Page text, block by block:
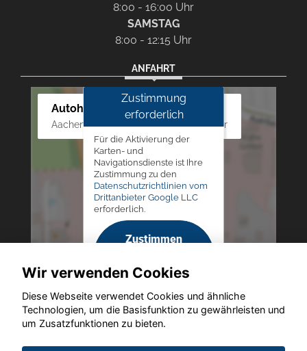
8:00 - 16:00 Uhr
SAMSTAG
8:00 - 12:15 Uhr
ANFAHRT
Autohaus Westphal
Aachener Str. 84 - 88, 52249 Eschweiler
Zustimmung
erforderlich
Für die Aktivierung der
Karten- und
Navigationsdienste ist Ihre
Zustimmung zu den
Datenschutzrichtlinien vom
Drittanbieter Google LLC
erforderlich.
Zustimmen
aktivieren
Wir verwenden Cookies
Diese Webseite verwendet Cookies und ähnliche
Technologien, um die Basisfunktion zu gewährleisten und
um Zusatzfunktionen zu bieten.